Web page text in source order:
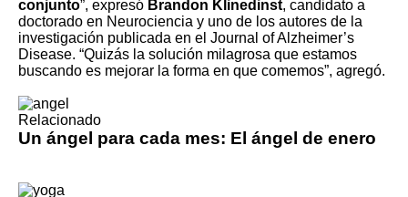
conjunto”, expresó Brandon Klinedinst, candidato a
doctorado en Neurociencia y uno de los autores de la
investigación publicada en el Journal of Alzheimer’s
Disease. “Quizás la solución milagrosa que estamos
buscando es mejorar la forma en que comemos”, agregó.
Relacionado
Un ángel para cada mes: El ángel de enero